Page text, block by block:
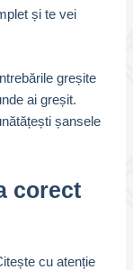
și te vei
greșite
ai greșit.
șansele
corect
cu atenție